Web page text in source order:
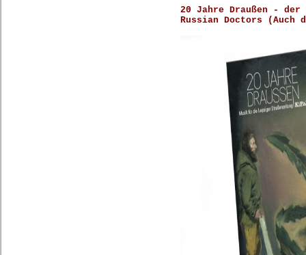
20 Jahre Draußen - der
Russian Doctors